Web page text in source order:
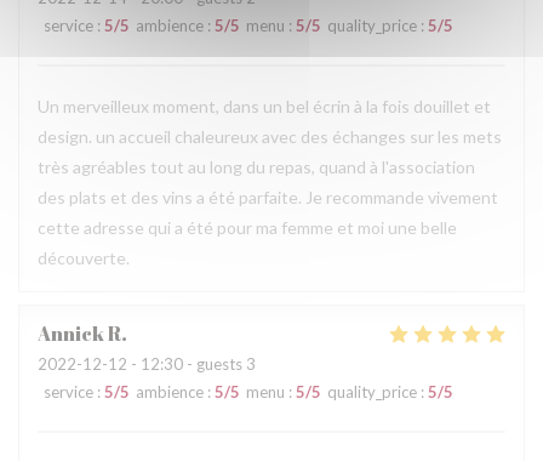
service : 5/5 ambience : 5/5 menu : 5/5 quality_price : 5/5
Un merveilleux moment, dans un bel écrin à la fois douillet et
design. un accueil chaleureux avec des échanges sur les mets
très agréables tout au long du repas, quand à l'association
des plats et des vins a été parfaite. Je recommande vivement
cette adresse qui a été pour ma femme et moi une belle
découverte.
AnnickR
2022-12-12 - 12:30 - guests 3
service : 5/5 ambience : 5/5 menu : 5/5 quality_price : 5/5